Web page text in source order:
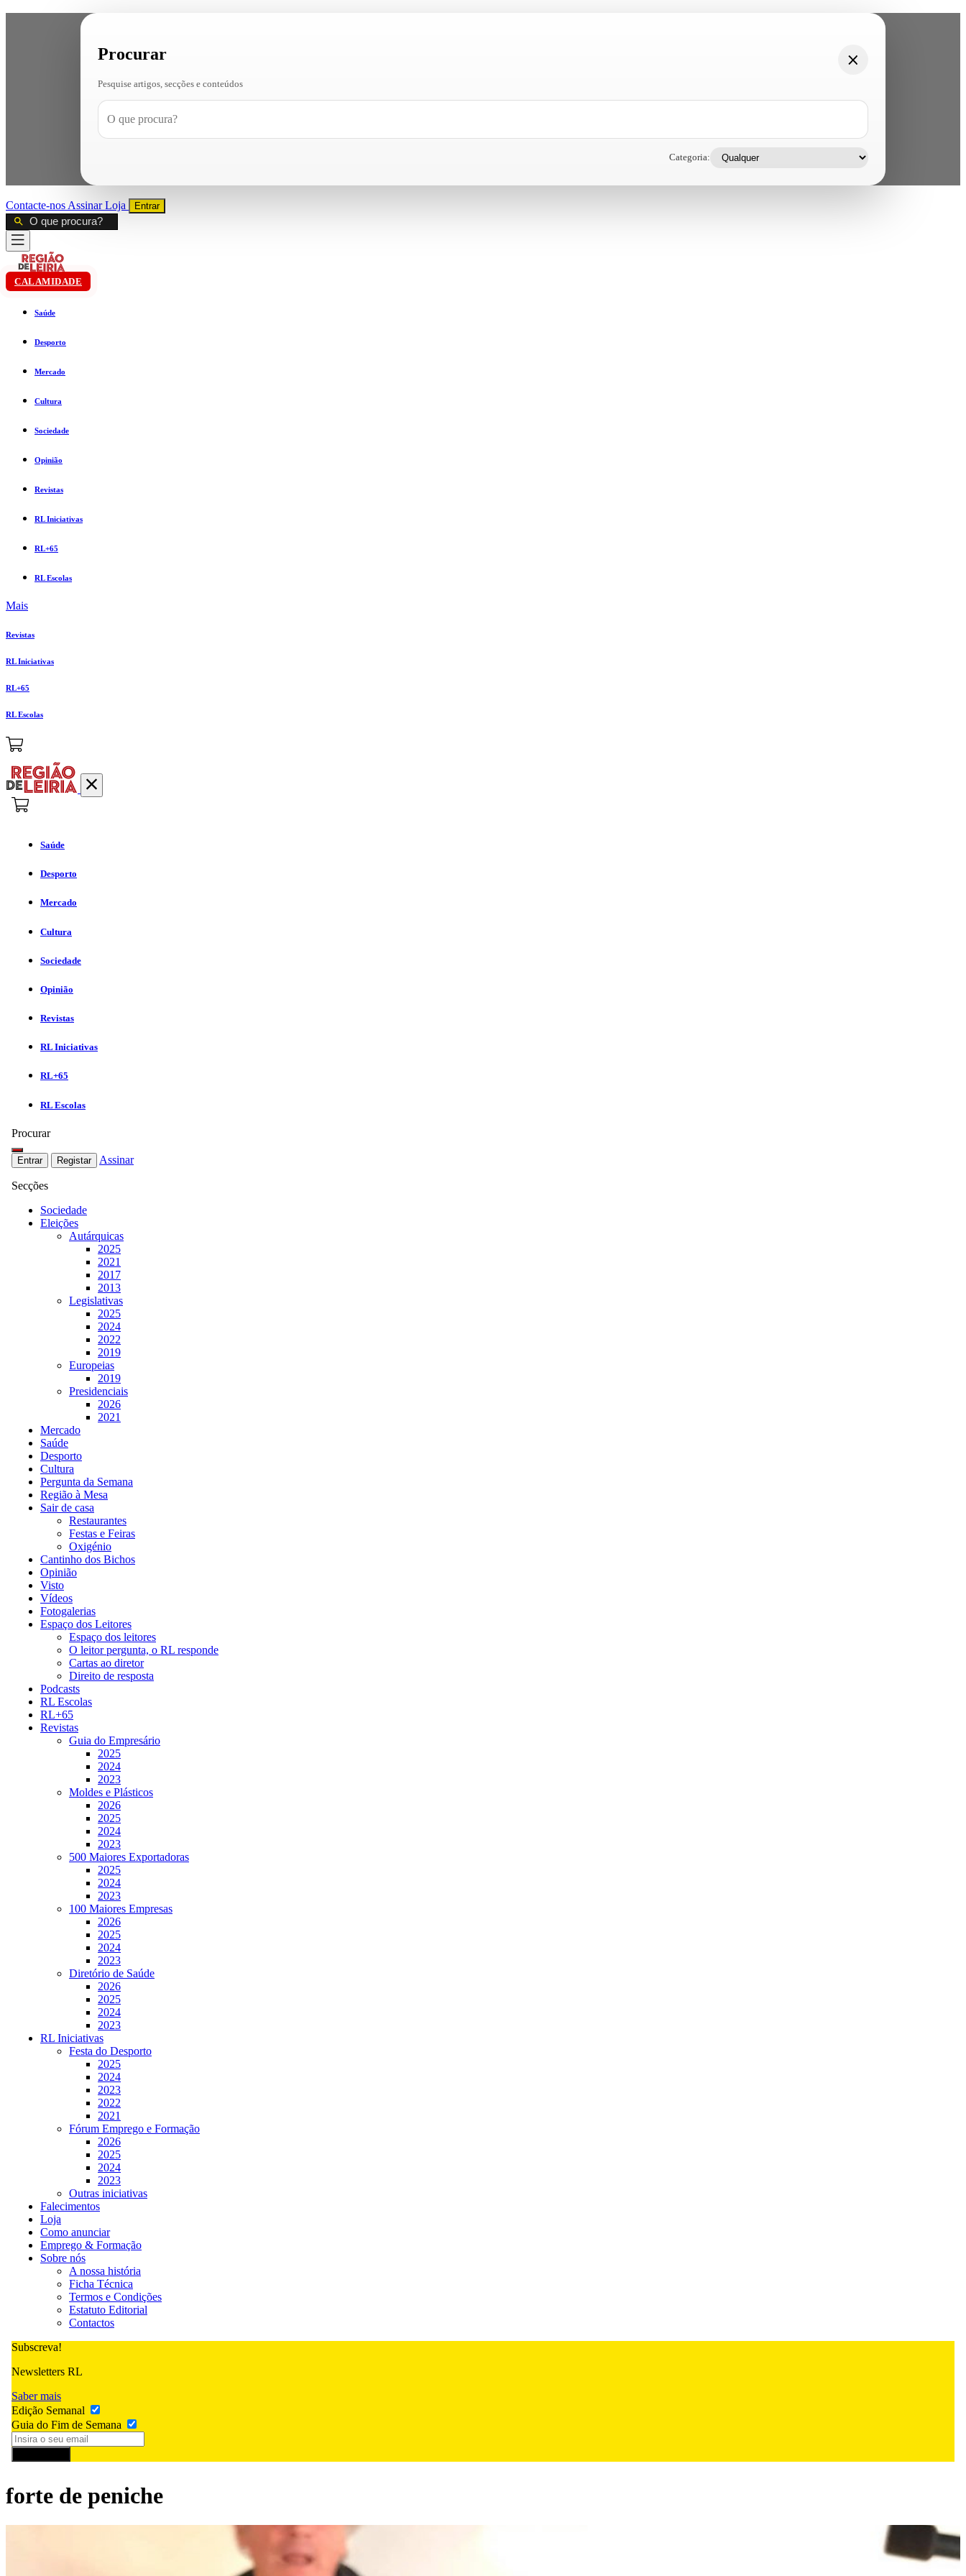
Procurar
Pesquise artigos, secções e conteúdos
Categoria:
Contacte-nos AssinarLoja Entrar
CALAMIDADE
Saúde
Desporto
Mercado
Cultura
Sociedade
Opinião
Revistas
RL Iniciativas
RL+65
RL Escolas
Mais
Revistas
RL Iniciativas
RL+65
RL Escolas
Saúde
Desporto
Mercado
Cultura
Sociedade
Opinião
Revistas
RL Iniciativas
RL+65
RL Escolas
Procurar
Entrar Registar Assinar
Secções
Sociedade
Eleições
Autárquicas
2025
2021
2017
2013
Legislativas
2025
2024
2022
2019
Europeias
2019
Presidenciais
2026
2021
Mercado
Saúde
Desporto
Cultura
Pergunta da Semana
Região à Mesa
Sair de casa
Restaurantes
Festas e Feiras
Oxigénio
Cantinho dos Bichos
Opinião
Visto
Vídeos
Fotogalerias
Espaço dos Leitores
Espaço dos leitores
O leitor pergunta, o RL responde
Cartas ao diretor
Direito de resposta
Podcasts
RL Escolas
RL+65
Revistas
Guia do Empresário
2025
2024
2023
Moldes e Plásticos
2026
2025
2024
2023
500 Maiores Exportadoras
2025
2024
2023
100 Maiores Empresas
2026
2025
2024
2023
Diretório de Saúde
2026
2025
2024
2023
RL Iniciativas
Festa do Desporto
2025
2024
2023
2022
2021
Fórum Emprego e Formação
2026
2025
2024
2023
Outras iniciativas
Falecimentos
Loja
Como anunciar
Emprego & Formação
Sobre nós
A nossa história
Ficha Técnica
Termos e Condições
Estatuto Editorial
Contactos
Subscreva!
Newsletters RL
Saber mais
Edição Semanal
Guia do Fim de Semana
forte de peniche